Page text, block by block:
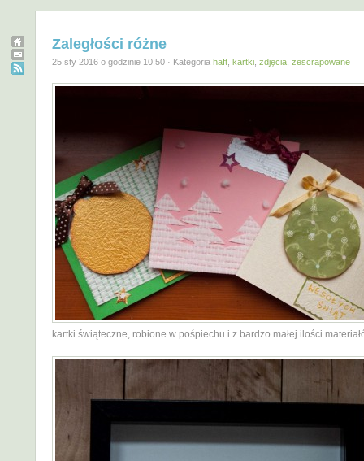
Zaległości różne
25 sty 2016 o godzinie 10:50 · Kategoria haft kartki zdjęcia zescrapowane
kartki świąteczne, robione w pośpiechu i z bardzo małej ilości